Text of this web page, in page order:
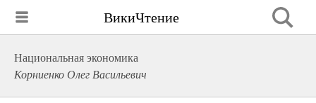
ВикиЧтение
Национальная экономика
Корниенко Олег Васильевич